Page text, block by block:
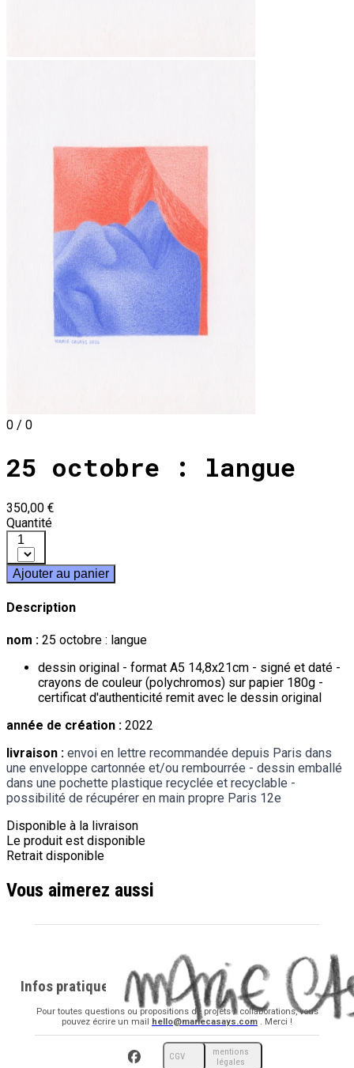
0 / 0
25 octobre : langue
350,00 €
Quantité
1
Ajouter au panier
Description
nom : 25 octobre : langue
dessin original - format A5 14,8x21cm - signé et daté -
crayons de couleur (polychromos) sur papier 180g -
certificat d'authenticité remit avec le dessin original
année de création : 2022
livraison : envoi en lettre recommandée depuis Paris dans
une enveloppe cartonnée et/ou rembourrée - dessin emballé
dans une pochette plastique recyclée et recyclable -
possibilité de récupérer en main propre Paris 12e
Disponible à la livraison
Le produit est disponible
Retrait disponible
Vous aimerez aussi
Infos pratiques
Pour toutes questions ou propositions de projets / collaborations, vous
pouvez écrire un mail
hello@mariecasays.com . Merci !
mentions
légales
CGV